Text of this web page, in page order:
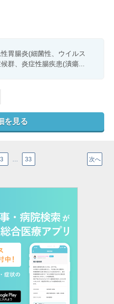
胃腸炎(細菌性、ウイルス
群、炎症性腸疾患(潰瘍...
を見る
次へ
3 33